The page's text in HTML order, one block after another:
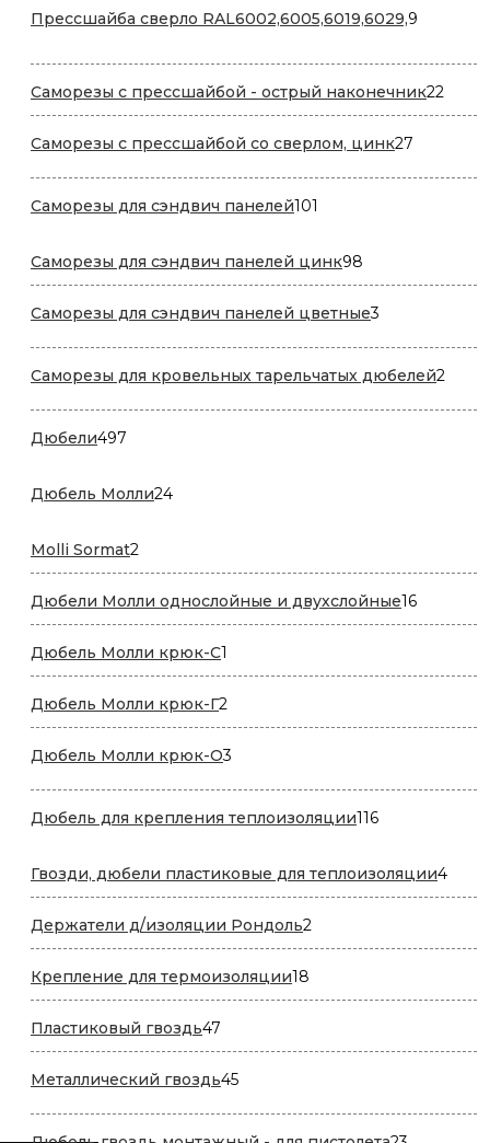
Прессшайба сверло RAL6002,6005,6019,6029,9
Саморезы с прессшайбой - острый наконечник22
Саморезы с прессшайбой со сверлом, цинк27
Саморезы для сэндвич панелей101
Саморезы для сэндвич панелей цинк98
товаров
Саморезы для сэндвич панелей цветные3
Саморезы для кровельных тарельчатых дюбелей2
Дюбели497
Дюбель Молли2424
Molli Sormat2
товара
Дюбели Молли однослойные и двухслойные1616
товаров
Дюбель Молли крюк-C1
товар
Дюбель Молли крюк-Г2
товара
Дюбель Молли крюк-О3
Дюбель для крепления теплоизоляции116116
Гвозди, дюбели пластиковые для теплоизоляции44
Держатели д/изоляции Рондоль2
товара
Крепление для термоизоляции18
товаров
Пластиковый гвоздь47
товаров
Металлический гвоздь4545